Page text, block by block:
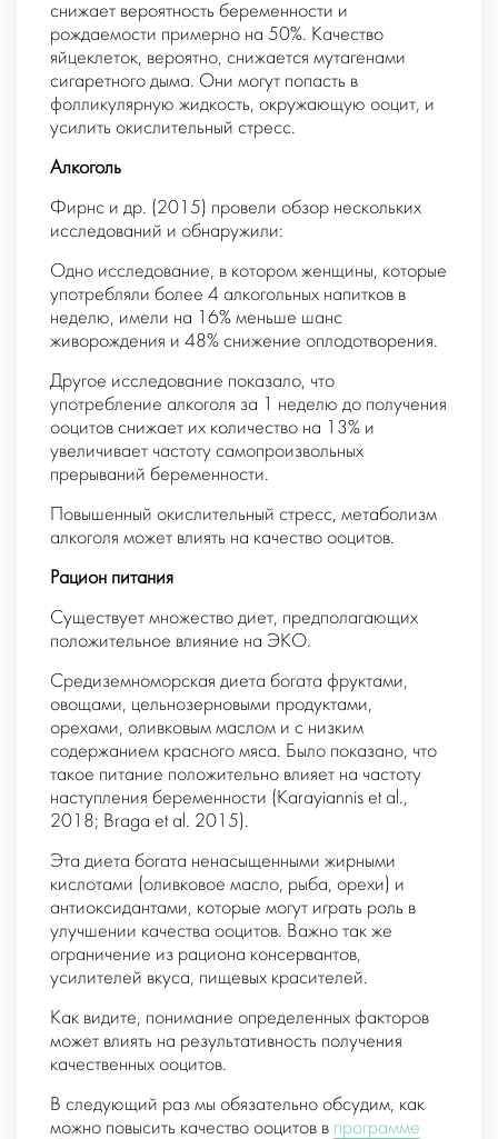
снижает вероятность беременности и
рождаемости примерно на 50%. Качество
яйцеклеток, вероятно, снижается мутагенами
сигаретного дыма. Они могут попасть в
фолликулярную жидкость, окружающую ооцит, и
усилить окислительный стресс.
Алкоголь
Фирнс и др. (2015) провели обзор нескольких
исследований и обнаружили:
Одно исследование, в котором женщины, которые
употребляли более 4 алкогольных напитков в
неделю, имели на 16% меньше шанс
живорождения и 48% снижение оплодотворения.
Другое исследование показало, что
употребление алкоголя за 1 неделю до получения
ооцитов снижает их количество на 13% и
увеличивает частоту самопроизвольных
прерываний беременности.
Повышенный окислительный стресс, метаболизм
алкоголя может влиять на качество ооцитов.
Рацион питания
Существует множество диет, предполагающих
положительное влияние на ЭКО.
Средиземноморская диета богата фруктами,
овощами, цельнозерновыми продуктами,
орехами, оливковым маслом и с низким
содержанием красного мяса. Было показано, что
такое питание положительно влияет на частоту
наступления беременности (Karayiannis et al.,
2018; Braga et al. 2015).
Эта диета богата ненасыщенными жирными
кислотами (оливковое масло, рыба, орехи) и
антиоксидантами, которые могут играть роль в
улучшении качества ооцитов. Важно так же
ограничение из рациона консервантов,
усилителей вкуса, пищевых красителей.
Как видите, понимание определенных факторов
может влиять на результативность получения
качественных ооцитов.
В следующий раз мы обязательно обсудим, как
можно повысить качество ооцитов в программе